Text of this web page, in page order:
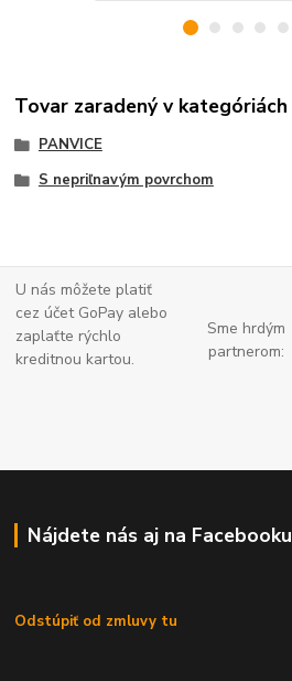
Tovar zaradený v kategóriách
PANVICE
S nepriľnavým povrchom
U nás môžete platiť
cez účet GoPay alebo
zaplaťte rýchlo
kreditnou kartou.
Sme hrdým
partnerom:
Nájdete nás aj na Facebooku
Odstúpiť od zmluvy tu